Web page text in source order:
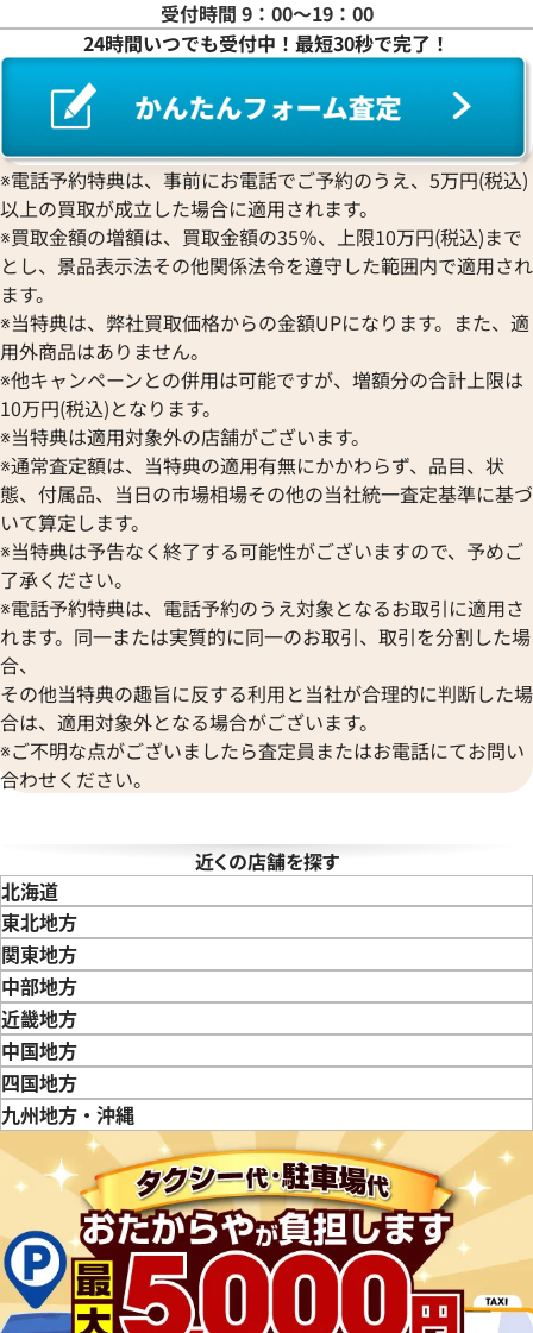
格
日時点の参考買取価格です
文字盤
参考買取価格
※2026年6月27日時点の参考
イデイト 118238 ゴールド
格
日時点の参考買取価格です
ロレックス デイトナ 16518
参考買取価格
※2026年7月9日時点の参考買
イデイト 118235 ピンク文
格
日時点の参考買取価格です
ロレックス デイトナ 116523
字盤
参考買取価格
3,060,000円
※2026年4月27日時点の参考
エポス
Hermes
エルメス
OMEGA
オメガ
ORIENT
オリエント
ORIS
オリス
Audemars Piguet
オーデマ ピゲ
Vacheron Constantin
ヴァシュロン・コンスタンタン
Van Cleef & Arpels
ヴァンクリーフ＆アーペル
Versace
ヴェルサーチ
Wempe
ヴェンペ
コルム
Concord
コンコルド
Girard-Perregaux
ジラール・ペルゴ
Sinn
STOWA
ストーヴァ
SEIKO
セイコー
CENTURY
センチュリー
ZENITH
ゼニス
ブシュロン
BREITLING
ブライトリング
Blancpain
ブランパン
BVLGARI
ブルガリ
Breguet
ブレゲ
BULOVA
ブローバ
Bell & Ross
ベル＆ロス
BAUME＆MERCIER
ボーム＆メルシエ
BALL Watch
ボール ウォッチ
ロンジン
受付時間 9：00〜19：00
24時間いつでも受付中！最短30秒で完了！
※電話予約特典は、事前にお電話でご予約のうえ、5万円(税込)
以上の買取が成立した場合に適用されます。
※買取金額の増額は、買取金額の35％、上限10万円(税込)まで
とし、景品表示法その他関係法令を遵守した範囲内で適用され
ます。
※当特典は、弊社買取価格からの金額UPになります。また、適
用外商品はありません。
※他キャンペーンとの併用は可能ですが、増額分の合計上限は
10万円(税込)となります。
※当特典は適用対象外の店舗がございます。
※通常査定額は、当特典の適用有無にかかわらず、品目、状
態、付属品、当日の市場相場その他の当社統一査定基準に基づ
いて算定します。
※当特典は予告なく終了する可能性がございますので、予めご
了承ください。
※電話予約特典は、電話予約のうえ対象となるお取引に適用さ
れます。同一または実質的に同一のお取引、取引を分割した場
合、
その他当特典の趣旨に反する利用と当社が合理的に判断した場
合は、適用対象外となる場合がございます。
※ご不明な点がございましたら査定員またはお電話にてお問い
合わせください。
近くの店舗を探す
北海道
東北地方
青森県岩手県
関東地方
東京都神奈川県
中部地方
新潟県富山県
近畿地方
三重県滋賀県
中国地方
鳥取県島根県
四国地方
徳島県香川県愛媛県
九州地方・沖縄
福岡県
佐賀県 長崎県 熊本県大分県宮崎県鹿児島県